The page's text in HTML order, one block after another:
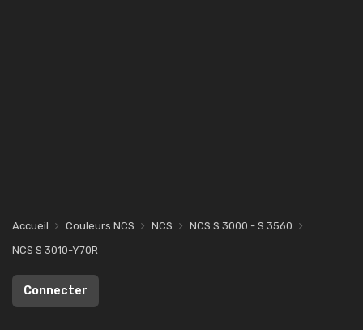
Accueil Couleurs NCS NCS
NCS S 3000 - S 3560
NCS S 3010-Y70R
Connecter